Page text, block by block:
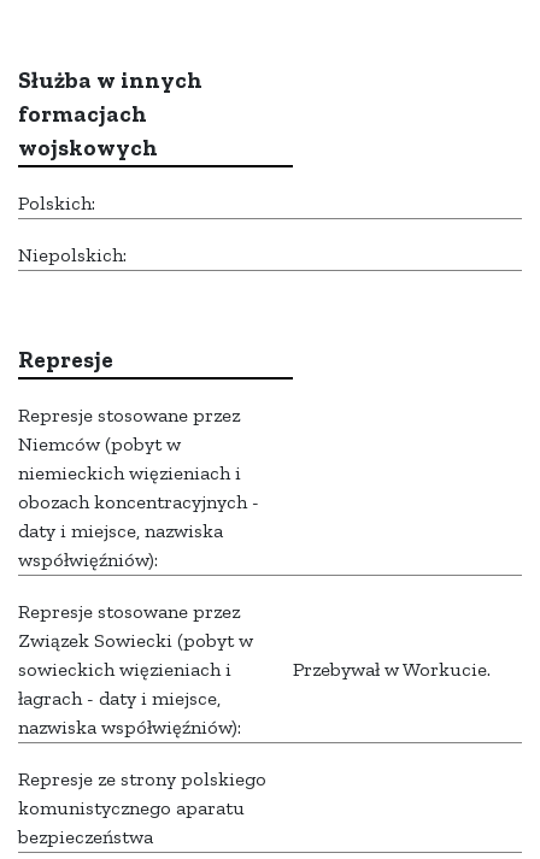
Służba w innych
formacjach
wojskowych
Polskich:
Niepolskich:
Represje
Represje stosowane przez
Niemców (pobyt w
niemieckich więzieniach i
obozach koncentracyjnych -
daty i miejsce, nazwiska
współwięźniów):
Represje stosowane przez
Związek Sowiecki (pobyt w
sowieckich więzieniach i
łagrach - daty i miejsce,
nazwiska współwięźniów):
Przebywał w Workucie.
Represje ze strony polskiego
komunistycznego aparatu
bezpieczeństwa